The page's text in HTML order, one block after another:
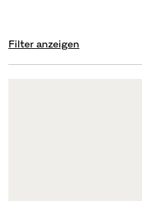
Filter anzeigen